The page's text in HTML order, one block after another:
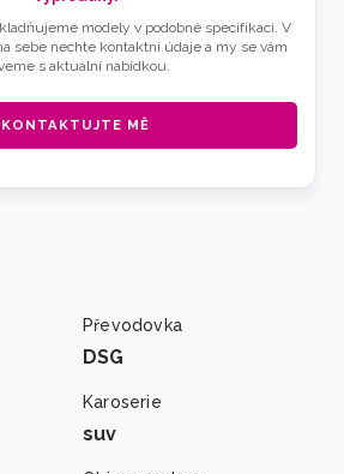
modely v podobné specifikaci. V
sebe nechte kontaktní údaje a my se vám
s aktuální nabídkou.
KONTAKTUJTE MĚ
Převodovka
DSG
Karoserie
suv